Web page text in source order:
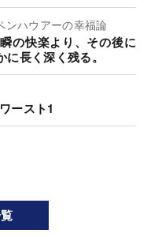
ハウアーの幸福論
の快楽より、その後に
長く深く残る。
ースト1